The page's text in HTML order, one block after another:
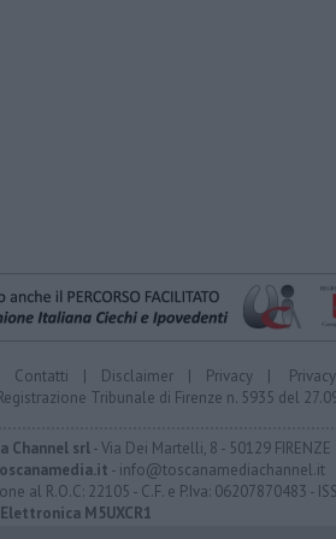
Contatti | Disclaimer | Privacy |
Tribunale di Firenze n. 5935 del
Channel srl- Via Dei Martelli, 8 - 50129 FIRENZE
- info@toscanamediachannel.it
al R.O.C: 22105 - C.F. e P.Iva: 06207870483 -
M5UXCR1